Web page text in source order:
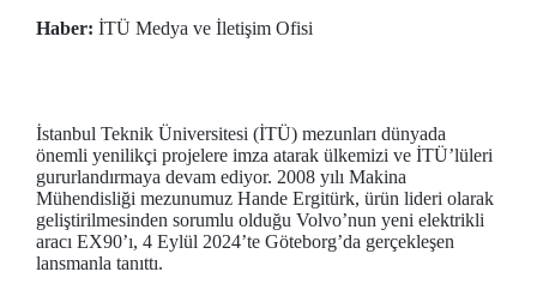
Haber: İTÜ Medya ve İletişim Ofisi
İstanbul Teknik Üniversitesi (İTÜ) mezunları dünyada
önemli yenilikçi projelere imza atarak ülkemizi ve İTÜ’lüleri
gururlandırmaya devam ediyor. 2008 yılı Makina
Mühendisliği mezunumuz Hande Ergitürk, ürün lideri olarak
geliştirilmesinden sorumlu olduğu Volvo’nun yeni elektrikli
aracı EX90’ı, 4 Eylül 2024’te Göteborg’da gerçekleşen
lansmanla tanıttı.